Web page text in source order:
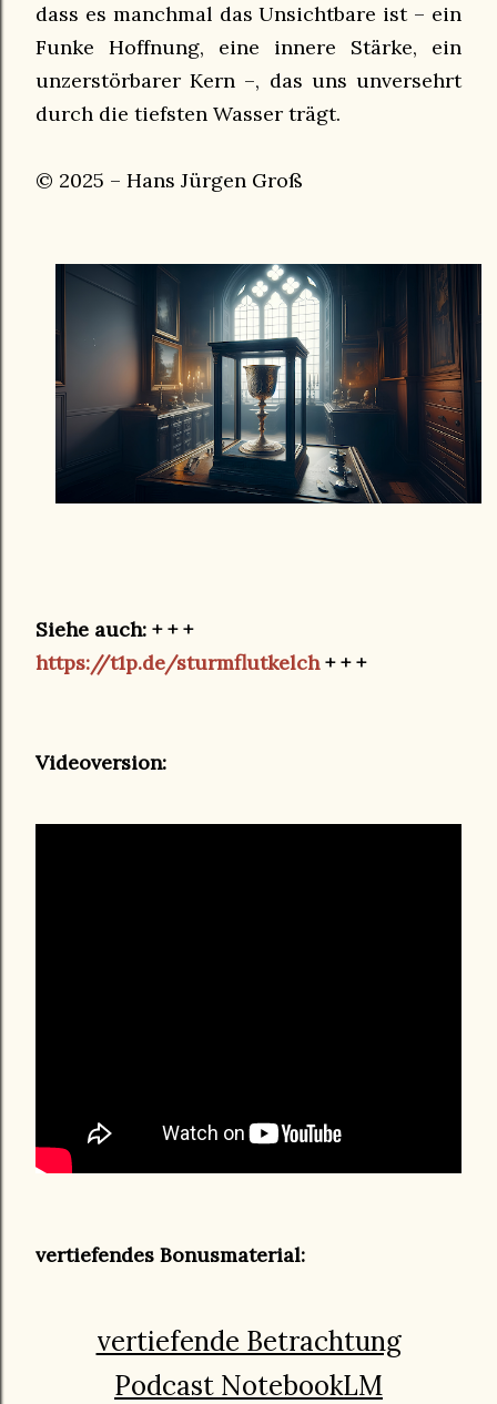
dass es manchmal das Unsichtbare ist – ein
Funke Hoffnung, eine innere Stärke, ein
unzerstörbarer Kern –, das uns unversehrt
durch die tiefsten Wasser trägt.
© 2025 – Hans Jürgen Groß
Siehe auch: + + +
https://t1p.de/sturmflutkelch+ + +
Videoversion:
vertiefendes Bonusmaterial:
vertiefende Betrachtung
Podcast NotebookLM